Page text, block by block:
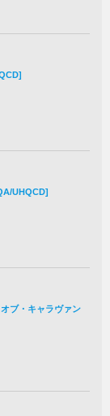
UHQCD]
ブ・キャラヴァン